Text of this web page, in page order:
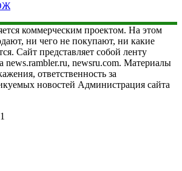
коммерческим проектом. На этом
ни чего не покупают, ни какие
Сайт представляет собой ленту
news.rambler.ru, newsru.com. Материалы
ответственность за
новостей Администрация сайта